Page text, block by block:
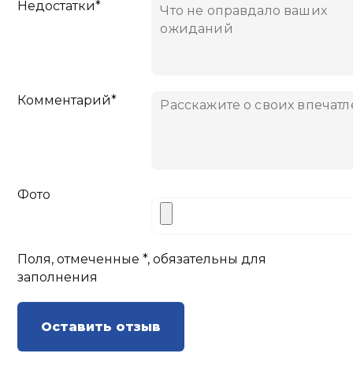
Недостатки*
Комментарий*
Фото
Поля, отмеченные *, обязательны для
заполнения
Оставить отзыв